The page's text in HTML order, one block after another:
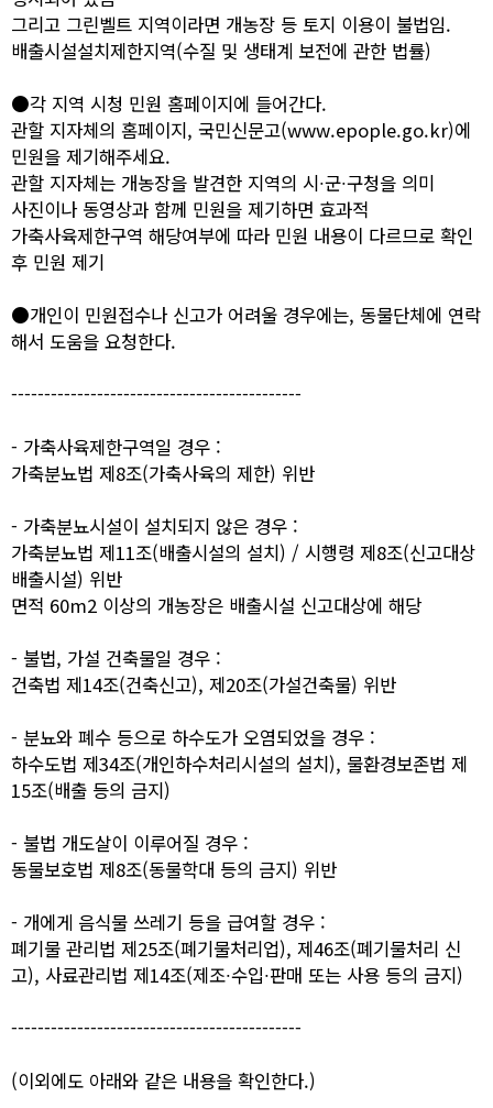
그리고 그린벨트 지역이라면 개농장 등 토지 이용이 불법임.
배출시설설치제한지역(수질 및 생태계 보전에 관한 법률)
●각 지역 시청 민원 홈페이지에 들어간다.
관할 지자체의 홈페이지, 국민신문고(www.epople.go.kr)에
민원을 제기해주세요.
관할 지자체는 개농장을 발견한 지역의 시∙군∙구청을 의미
사진이나 동영상과 함께 민원을 제기하면 효과적
가축사육제한구역 해당여부에 따라 민원 내용이 다르므로 확인
후 민원 제기
●개인이 민원접수나 신고가 어려울 경우에는, 동물단체에 연락
해서 도움을 요청한다.
--------------------------------------------
- 가축사육제한구역일 경우 :
가축분뇨법 제8조(가축사육의 제한) 위반
- 가축분뇨시설이 설치되지 않은 경우 :
가축분뇨법 제11조(배출시설의 설치) / 시행령 제8조(신고대상
배출시설) 위반
면적 60m2 이상의 개농장은 배출시설 신고대상에 해당
- 불법, 가설 건축물일 경우 :
건축법 제14조(건축신고), 제20조(가설건축물) 위반
- 분뇨와 폐수 등으로 하수도가 오염되었을 경우 :
하수도법 제34조(개인하수처리시설의 설치), 물환경보존법 제
15조(배출 등의 금지)
- 불법 개도살이 이루어질 경우 :
동물보호법 제8조(동물학대 등의 금지) 위반
- 개에게 음식물 쓰레기 등을 급여할 경우 :
폐기물 관리법 제25조(폐기물처리업), 제46조(폐기물처리 신
고), 사료관리법 제14조(제조∙수입∙판매 또는 사용 등의 금지)
--------------------------------------------
(이외에도 아래와 같은 내용을 확인한다.)